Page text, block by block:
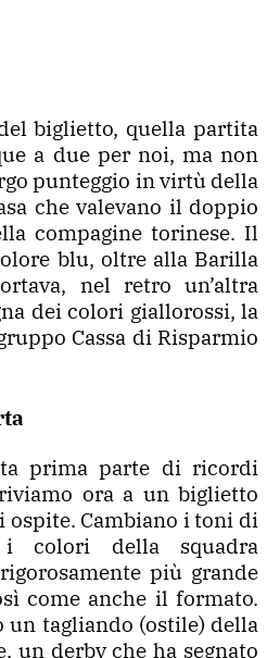
biglietto, quella partita
a due per noi, ma non
punteggio in virtù della
che valevano il doppio
compagine torinese. Il
blu, oltre alla Barilla
nel retro un’altra
dei colori giallorossi, la
Cassa di Risparmio
prima parte di ricordi
ora a un biglietto
Cambiano i toni di
i colori della squadra
più grande
come anche il formato.
tagliando (ostile) della
un derby che ha segnato